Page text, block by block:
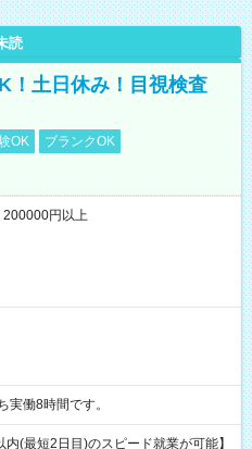
読
！土日休み！目視検査
OK
ブランクOK
円以上
のうち実働8時間です。
(最短2日目)のスピード就業が可能】